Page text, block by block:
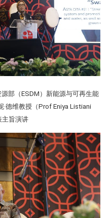
部（ESDM）新能源与可再生能
·德维教授（Prof Eniya Listiani
旨演讲